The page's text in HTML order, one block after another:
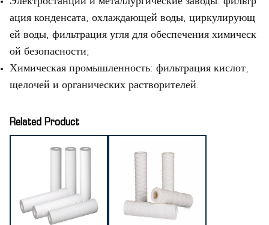
ация конденсата, охлаждающей воды, циркулирующ
ей воды, фильтрация угля для обеспечения химическ
ой безопасности;
Химическая промышленность: фильтрация кислот,
щелочей и органических растворителей.
Related Product